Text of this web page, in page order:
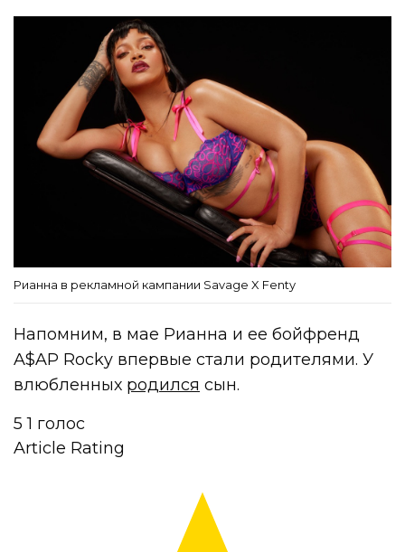
Рианна в рекламной кампании Savage X Fenty
Напомним, в мае Рианна и ее бойфренд
A$AP Rocky впервые стали родителями. У
влюбленных родился сын.
5 1 голос
Article Rating